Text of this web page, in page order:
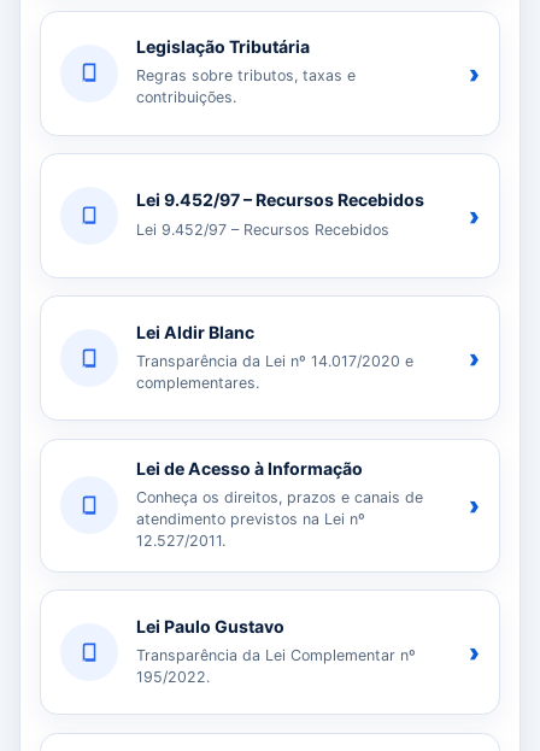
Legislação Tributária
Regras sobre tributos, taxas e
contribuições.
›
Lei 9.452/97 – Recursos Recebidos
Lei 9.452/97 – Recursos Recebidos ›
Lei Aldir Blanc
Transparência da Lei nº 14.017/2020 e
complementares.
›
Lei de Acesso à Informação
Conheça os direitos, prazos e canais de
atendimento previstos na Lei nº
12.527/2011.
›
Lei Paulo Gustavo
Transparência da Lei Complementar nº
195/2022.
›